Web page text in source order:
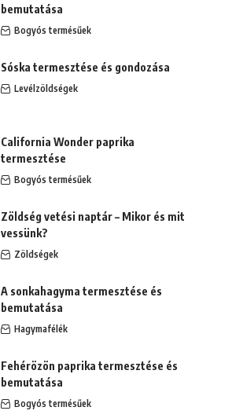
bemutatása
Bogyós termésűek
Sóska termesztése és gondozása
Levélzöldségek
California Wonder paprika
termesztése
Bogyós termésűek
Zöldség vetési naptár – Mikor és mit
vessünk?
Zöldségek
A sonkahagyma termesztése és
bemutatása
Hagymafélék
Fehérözön paprika termesztése és
bemutatása
Bogyós termésűek